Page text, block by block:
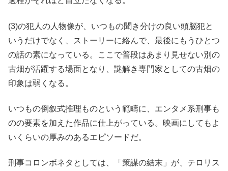
(3)の犯人の人物像が、いつもの聞き分けの良い頭脳犯と
いうだけでなく、ストーリーに絡んで、最後にもうひとつ
の話の素になっている。ここで普段はあまり見せない別の
古畑が活躍する場面となり、謎解き専門家としての古畑の
印象は弱くなる。
いつもの倒叙式推理ものという範疇に、エンタメ系刑事も
のの要素を加えた作品に仕上がっている。映画にしてもよ
いくらいの厚みのあるエピソードだ。
刑事コロンボネタとしては、「策謀の結末」が、テロリス